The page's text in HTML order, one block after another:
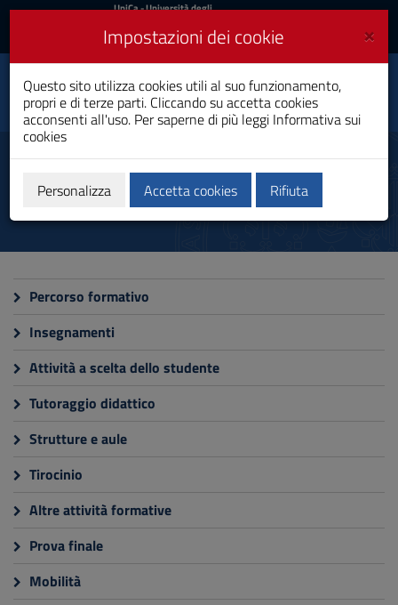
Vai
al
navigazione
sito
al
Footer
UniCa
Accedi
UniCa- Università degli
Accedi UniCA News
Toggle
navigation
Ingegneria Energetica
Laurea Magistrale
Didattica
Percorso formativo
Insegnamenti
Attività a scelta dello studente
Tutoraggio didattico
Strutture e aule
Tirocinio
Altre attività formative
Prova finale
Mobilità
×
Impostazioni dei cookie
Questo sito utilizza cookies utili al suo funzionamento,
propri e di terze parti. Cliccando su accetta cookies
acconsenti all'uso. Per saperne di più leggi Informativa sui
cookies
Personalizza Accetta cookies Rifiuta